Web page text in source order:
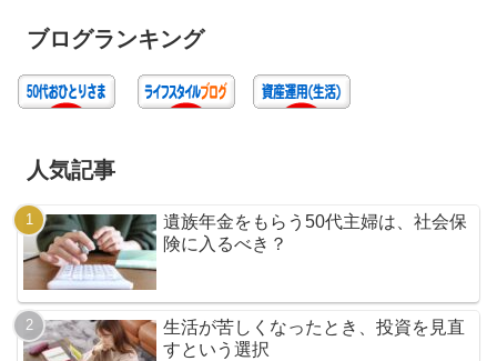
ブログランキング
人気記事
遺族年金をもらう50代主婦は、社会保
険に入るべき？
生活が苦しくなったとき、投資を見直
すという選択